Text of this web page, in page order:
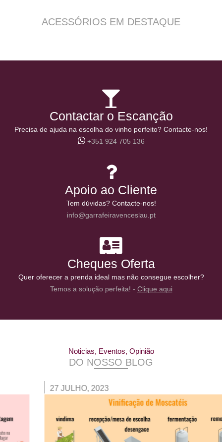
ACESSÓRIOS EM DESTAQUE
Contactar o Escanção
Precisa de ajuda na escolha do vinho perfeito? Contacte-nos!
+351 924 705 136
Apoio ao Cliente
Tem dúvidas? Contacte-nos!
info@garrafeiravenceslau.pt
Cheques Oferta
Quer oferecer a prenda ideal mas não consegue escolher?
Temos a solução perfeita! - Clique aqui
Noticias, Eventos, Opinião
DO NOSSO BLOG
27 JULHO, 2023